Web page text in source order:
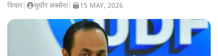
विचार सुधीर सक्सेना 15 MAY, 2026